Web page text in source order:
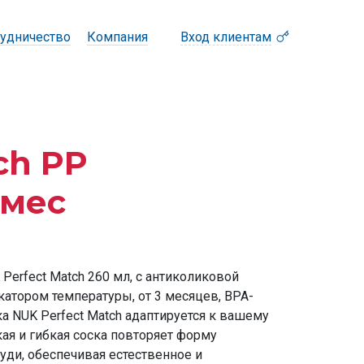
Компания Вход клиентам
PP
Match 260 мл, с антиколиковой
температуры, от 3 месяцев, BPA-
NUK Perfect Match адаптируется к вашему
и гибкая соска повторяет форму
обеспечивая естественное и